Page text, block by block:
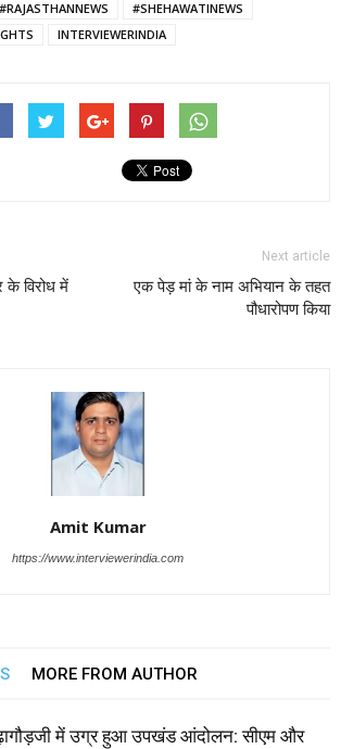
#RAJASTHANNEWS
#SHEHAWATINEWS
INTERVIEWERINDIA
के विरोध में
Next article
एक पेड़ मां के नाम अभियान के तहत
पौधारोपण किया
Amit Kumar
https://www.interviewerindia.com
MORE FROM AUTHOR
में उग्र हुआ उपखंड आंदोलन: सीएम और